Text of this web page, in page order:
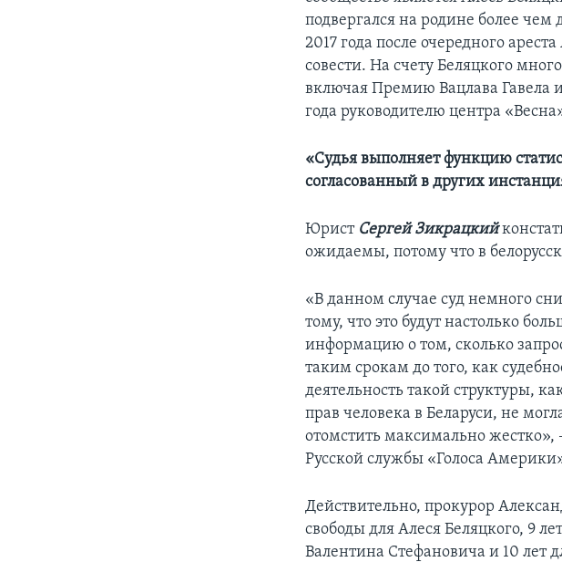
подвергался на родине более
2017 года после очередного
совести. На счету Беляцкого
включая Премию Вацлава
года руководителю центра
«Судья выполняет функцию
согласованный в других
Юрист Сергей Зикрацкий
ожидаемы, потому что в
«В данном случае суд немного
тому, что это будут настолько
информацию о том, сколько
таким срокам до того, как
деятельность такой структуры,
прав человека в Беларуси, не
отомстить максимально жестко»,
Русской службы «Голоса
Действительно, прокурор
свободы для Алеся Беляцкого, 9
Валентина Стефановича и 10 лет